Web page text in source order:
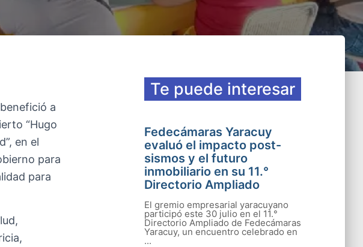
a
“Hugo
en el
para
para
Te puede interesar
Fedecámaras Yaracuy
evaluó el impacto post-
sismos y el futuro
inmobiliario en su 11.°
Directorio Ampliado
El gremio empresarial yaracuyano
participó este 30 julio en el 11.°
Directorio Ampliado de Fedecámaras
Yaracuy, un encuentro celebrado en
...